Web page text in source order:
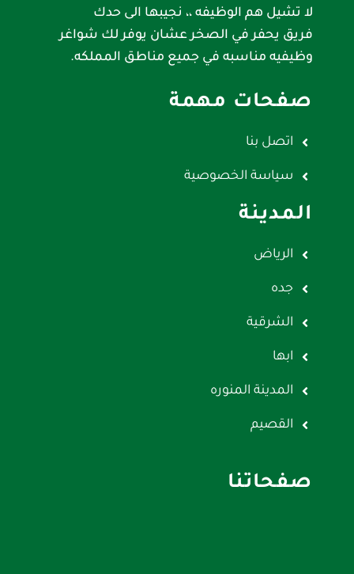
لا تشيل هم الوظيفه ،، نجيبها الى حدك
فريق يحفر في الصخر عشان يوفر لك شواغر
وظيفيه مناسبه في جميع مناطق المملكه.
صفحات مهمة
اتصل بنا
سياسة الخصوصية
المدينة
الرياض
جده
الشرقية
ابها
المدينة المنوره
القصيم
صفحاتنا